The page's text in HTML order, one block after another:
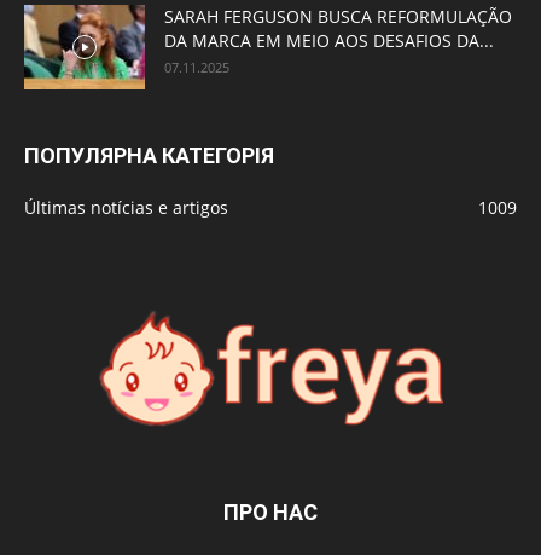
SARAH FERGUSON BUSCA REFORMULAÇÃO
DA MARCA EM MEIO AOS DESAFIOS DA...
07.11.2025
ПОПУЛЯРНА КАТЕГОРІЯ
Últimas notícias e artigos 1009
ПРО НАС